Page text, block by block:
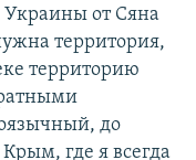
от Сяна
территория,
территорию
до
где я всегда